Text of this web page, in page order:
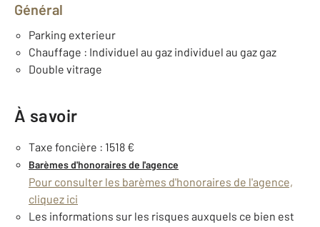
Général
Parking exterieur
Chauffage : Individuel au gaz individuel au gaz gaz
Double vitrage
À savoir
Taxe foncière : 1518 €
Barèmes d'honoraires de l'agence
Pour consulter les barèmes d'honoraires de l'agence,
cliquez ici
Les informations sur les risques auxquels ce bien est